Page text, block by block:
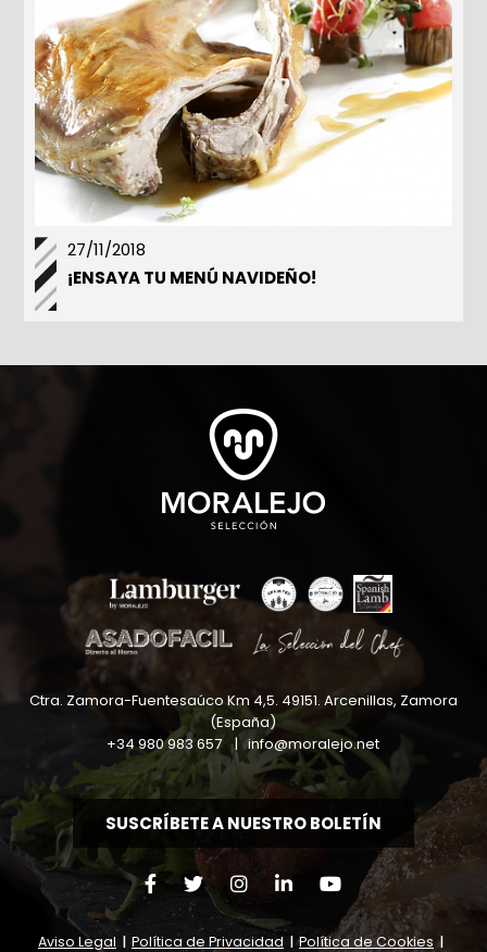
27/11/2018
¡ENSAYA TU MENÚ NAVIDEÑO!
Ctra. Zamora-Fuentesaúco Km 4,5. 49151. Arcenillas, Zamora
(España)
+34 980 983 657 |info@moralejo.net
SUSCRÍBETE A NUESTRO BOLETÍN
Aviso Legal | Política de Privacidad | Política de Cookies |